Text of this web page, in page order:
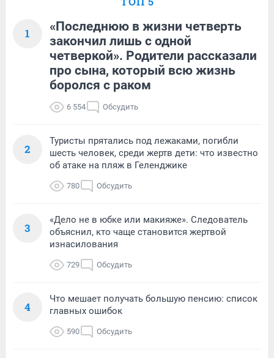
1
«Последнюю в жизни четверть
закончил лишь с одной
четверкой». Родители рассказали
про сына, который всю жизнь
боролся с раком
6 554 Обсудить
2
Туристы прятались под лежаками, погибли
шесть человек, среди жертв дети: что известно
об атаке на пляж в Геленджике
780 Обсудить
3
«Дело не в юбке или макияже». Следователь
объяснил, кто чаще становится жертвой
изнасилования
729 Обсудить
4
Что мешает получать большую пенсию: список
главных ошибок
590 Обсудить